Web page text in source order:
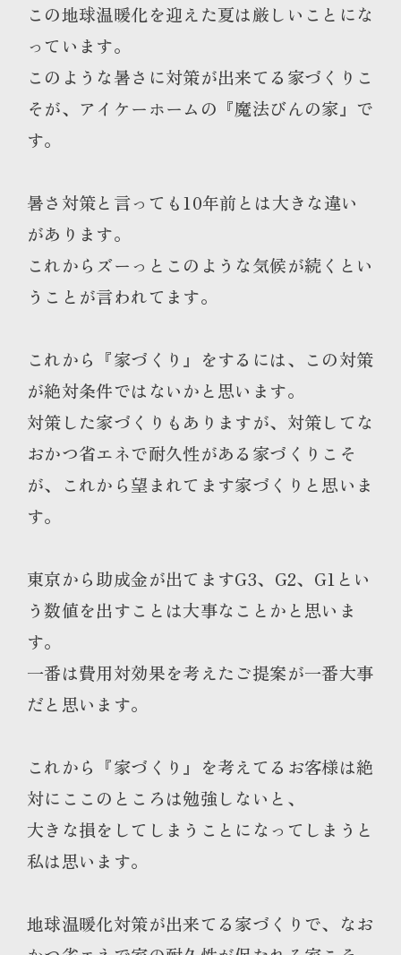
この地球温暖化を迎えた夏は厳しいことにな
っています。
このような暑さに対策が出来てる家づくりこ
そが、アイケーホームの『魔法びんの家』で
す。
暑さ対策と言っても10年前とは大きな違い
があります。
これからズーっとこのような気候が続くとい
うことが言われてます。
これから『家づくり』をするには、この対策
が絶対条件ではないかと思います。
対策した家づくりもありますが、対策してな
おかつ省エネで耐久性がある家づくりこそ
が、これから望まれてます家づくりと思いま
す。
東京から助成金が出てますG3、G2、G1とい
う数値を出すことは大事なことかと思いま
す。
一番は費用対効果を考えたご提案が一番大事
だと思います。
これから『家づくり』を考えてるお客様は絶
対にここのところは勉強しないと、
大きな損をしてしまうことになってしまうと
私は思います。
地球温暖化対策が出来てる家づくりで、なお